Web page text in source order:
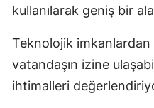
kullanılarak geniş bir
Teknolojik imkanlardan
vatandaşın izine
ihtimalleri